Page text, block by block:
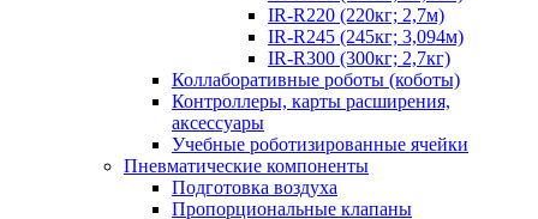
IR-R220 (220кг; 2,7м)
IR-R245 (245кг; 3,094м)
IR-R300 (300кг; 2,7кг)
Коллаборативные роботы (коботы)
Контроллеры, карты расширения,
аксессуары
Учебные роботизированные ячейки
Пневматические компоненты
Подготовка воздуха
Пропорциональные клапаны